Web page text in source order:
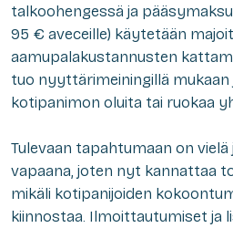
talkoohengessä ja
95 € aveceille) käytetään
aamupalakustannusten
tuo nyyttärimeiningillä mukaan
kotipanimon oluita tai ruokaa
Tulevaan tapahtumaan on vielä
vapaana, joten nyt kannattaa
mikäli kotipanijoiden
kiinnostaa. Ilmoittautumiset ja